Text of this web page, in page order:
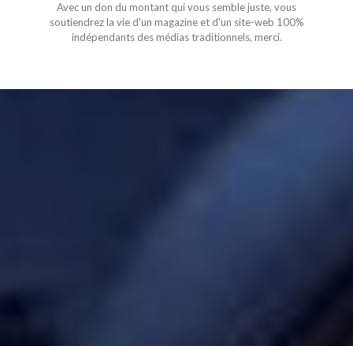
Avec un don du montant qui vous semble juste, vous
soutiendrez la vie d'un magazine et d'un site-web 100%
indépendants des médias traditionnels, merci.